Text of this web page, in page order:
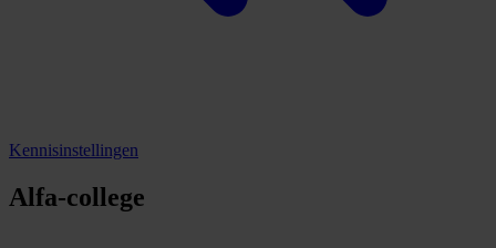
Kennisinstellingen
Alfa-college